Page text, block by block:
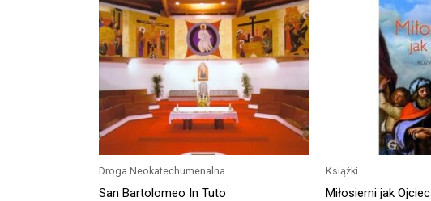
Droga Neokatechumenalna
San Bartolomeo In Tuto
Książki
Miłosierni jak Ojciec